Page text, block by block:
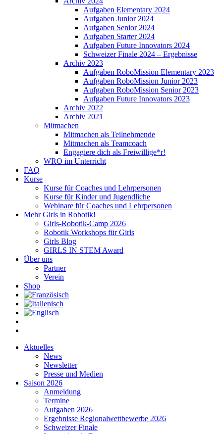
Aufgaben Elementary 2024
Aufgaben Junior 2024
Aufgaben Senior 2024
Aufgaben Starter 2024
Aufgaben Future Innovators 2024
Schweizer Finale 2024 – Ergebnisse
Archiv 2023
Aufgaben RoboMission Elementary 2023
Aufgaben RoboMission Junior 2023
Aufgaben RoboMission Senior 2023
Aufgaben Future Innovators 2023
Archiv 2022
Archiv 2021
Mitmachen
Mitmachen als Teilnehmende
Mitmachen als Teamcoach
Engagiere dich als Freiwillige*r!
WRO im Unterricht
FAQ
Kurse
Kurse für Coaches und Lehrpersonen
Kurse für Kinder und Jugendliche
Webinare für Coaches und Lehrpersonen
Mehr Girls in Robotik!
Girls-Robotik-Camp 2026
Robotik Workshops für Girls
Girls Blog
GIRLS IN STEM Award
Über uns
Partner
Verein
Shop
Aktuelles
News
Newsletter
Presse und Medien
Saison 2026
Anmeldung
Termine
Aufgaben 2026
Ergebnisse Regionalwettbewerbe 2026
Schweizer Finale